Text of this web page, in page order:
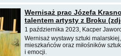
Wernisaż prac Józefa
talentem artysty z Broku
1 października 2023, Kacper
Wernisaż wystawy sztuki
mieszkańców oraz miłośników
i emocji.